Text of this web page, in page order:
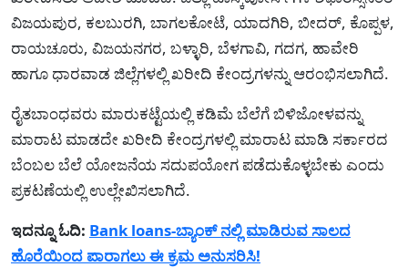
ವಿಜಯಪುರ, ಕಲಬುರಗಿ, ಬಾಗಲಕೋಟೆ, ಯಾದಗಿರಿ, ಬೀದರ್, ಕೊಪ್ಪಳ,
ರಾಯಚೂರು, ವಿಜಯನಗರ, ಬಳ್ಳಾರಿ, ಬೆಳಗಾವಿ, ಗದಗ, ಹಾವೇರಿ
ಹಾಗೂ ಧಾರವಾಡ ಜಿಲ್ಲೆಗಳಲ್ಲಿ ಖರೀದಿ ಕೇಂದ್ರಗಳನ್ನು ಆರಂಭಿಸಲಾಗಿದೆ.
ರೈತಬಾಂಧವರು ಮಾರುಕಟ್ಟೆಯಲ್ಲಿ ಕಡಿಮೆ ಬೆಲೆಗೆ ಬಿಳಿಜೋಳವನ್ನು
ಮಾರಾಟ ಮಾಡದೇ ಖರೀದಿ ಕೇಂದ್ರಗಳಲ್ಲಿ ಮಾರಾಟ ಮಾಡಿ ಸರ್ಕಾರದ
ಬೆಂಬಲ ಬೆಲೆ ಯೋಜನೆಯ ಸದುಪಯೋಗ ಪಡೆದುಕೊಳ್ಳಬೇಕು ಎಂದು
ಪ್ರಕಟಣೆಯಲ್ಲಿ ಉಲ್ಲೇಖಿಸಲಾಗಿದೆ.
ಇದನ್ನೂ ಓದಿ: Bank loans-ಬ್ಯಾಂಕ್ ನಲ್ಲಿ ಮಾಡಿರುವ ಸಾಲದ
ಹೊರೆಯಿಂದ ಪಾರಾಗಲು ಈ ಕ್ರಮ ಅನುಸರಿಸಿ!